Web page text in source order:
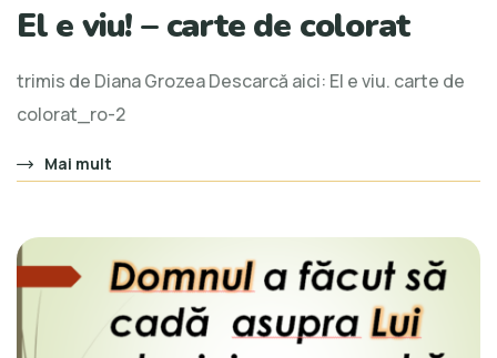
El e viu! – carte de colorat
trimis de Diana Grozea Descarcă aici: El e viu. carte de
colorat_ro-2
Mai mult